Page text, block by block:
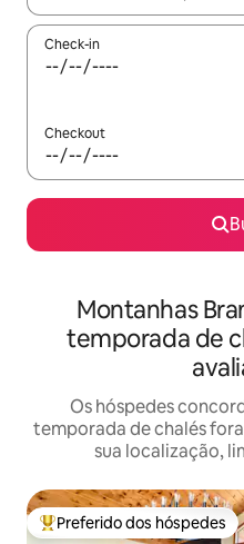
Check-in
Checkout
Montanhas
temporada de
Os hóspedes
temporada de chalés
sua localização,
Entre os melhores
Preferido dos hóspedes